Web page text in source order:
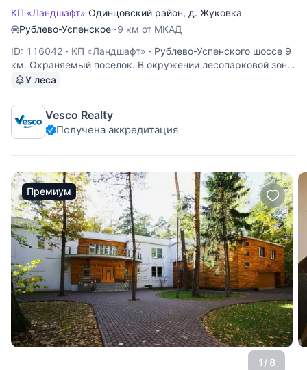
КП «Ландшафт» Одинцовский район, д. Жуковка
Рублево-Успенское~9 км от МКАД
ID: 116042 · КП «Ландшафт» · Рублево-Успенского шоссе 9
км. Охраняемый поселок. В окружении лесопарковой зоны
расположился один из самых престижных жилых
построено новое современное здание, а для охраны
посёлка —
У леса
Vesco Realty
Получена аккредитация
Премиум
1/ 8